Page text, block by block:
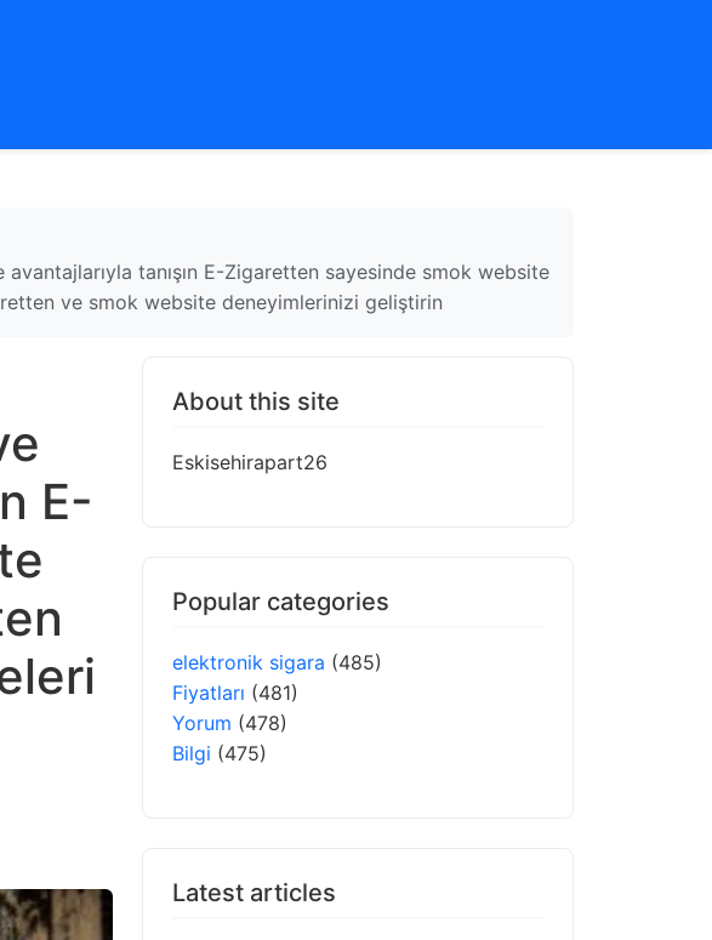
tanışın E-Zigaretten sayesinde smok website
ve smok website deneyimlerinizi geliştirin
E-
About this site
Eskisehirapart26
Popular categories
elektronik sigara (485)
Fiyatları (481)
Yorum (478)
Bilgi (475)
Latest articles